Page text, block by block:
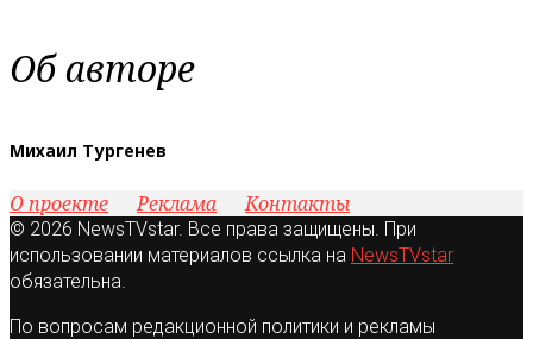
Об авторе
Михаил Тургенев
О проекте Реклама Контакты
© 2026 NewsTVstar. Все права защищены. При
использовании материалов ссылка на NewsTVstar
обязательна.
По вопросам редакционной политики и рекламы